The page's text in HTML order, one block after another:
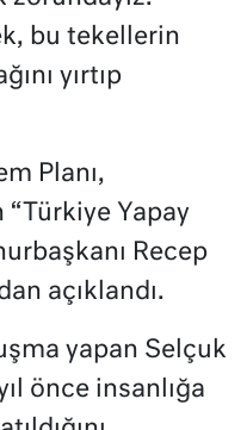
bu tekellerin
yırtıp
Planı,
“Türkiye Yapay
Recep
açıklandı.
yapan Selçuk
önce insanlığa